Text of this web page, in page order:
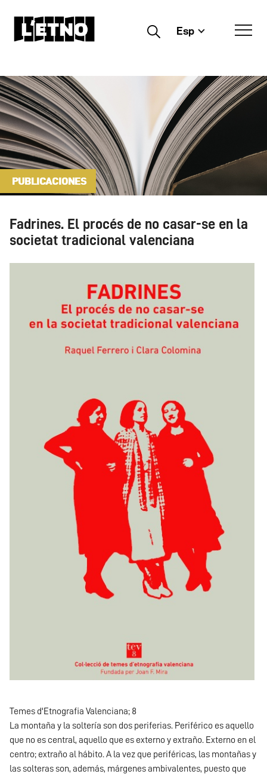
Buscar Esp
PUBLICACIONES
Fadrines. El procés de no casar-se en la
societat tradicional valenciana
Temes d'Etnografia Valenciana; 8
La montaña y la soltería son dos periferias. Periférico es aquello
que no es central, aquello que es externo y extraño. Externo en el
centro; extraño al hábito. A la vez que periféricas, las montañas y
las solteras son, además, márgenes ambivalentes, puesto que